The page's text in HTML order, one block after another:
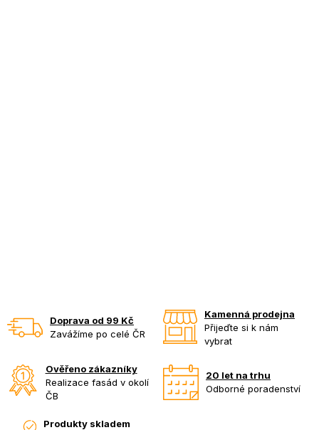
Doprava od 99 Kč
Zavážíme po celé ČR
Kamenná prodejna
Přijeďte si k nám
vybrat
Ověřeno zákazníky
Realizace fasád v okolí
ČB
20 let na trhu
Odborné poradenství
Produkty skladem